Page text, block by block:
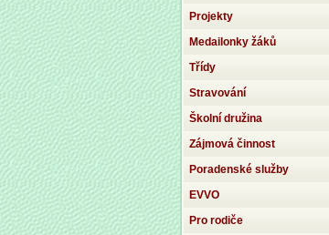
Projekty
Medailonky žáků
Třídy
Stravování
Školní družina
Zájmová činnost
Poradenské služby
EVVO
Pro rodiče